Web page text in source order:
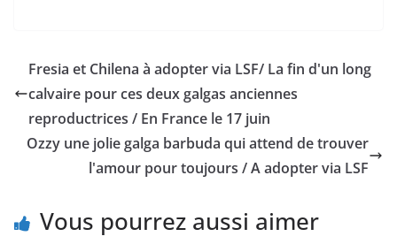
Fresia et Chilena à adopter via LSF/ La fin d'un long
calvaire pour ces deux galgas anciennes
reproductrices / En France le 17 juin
Ozzy une jolie galga barbuda qui attend de trouver
l'amour pour toujours / A adopter via LSF
Vous pourrez aussi aimer